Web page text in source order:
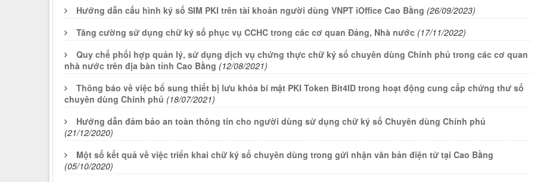
Hướng dẫn cấu hình ký số SIM PKI trên tài khoản người dùng VNPT iOffice Cao Bằng (26/09/2023)
Tăng cường sử dụng chữ ký số phục vụ CCHC trong các cơ quan Đảng, Nhà nước (17/11/2022)
Quy chế phối hợp quản lý, sử dụng dịch vụ chứng thực chữ ký số chuyên dùng Chính phủ trong các cơ quan
nhà nước trên địa bàn tỉnh Cao Bằng (12/08/2021)
Thông báo về việc bổ sung thiết bị lưu khóa bí mật PKI Token Bit4ID trong hoạt động cung cấp chứng thư số
chuyên dùng Chính phủ (18/07/2021)
Hướng dẫn đảm bảo an toàn thông tin cho người dùng sử dụng chữ ký số Chuyên dùng Chính phủ
(21/12/2020)
Một số kết quả về việc triển khai chữ ký số chuyên dùng trong gửi nhận văn bản điện tử tại Cao Bằng
(05/10/2020)